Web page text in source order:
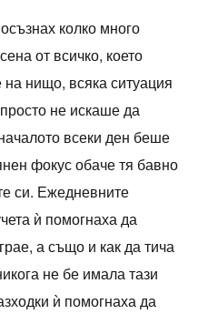
колко много
от всичко, което
нищо, всяка ситуация
не искаше да
всеки ден беше
фокус обаче тя бавно
си. Ежедневните
ѝ помогнаха да
а също и как да тича
не бе имала тази
ѝ помогнаха да